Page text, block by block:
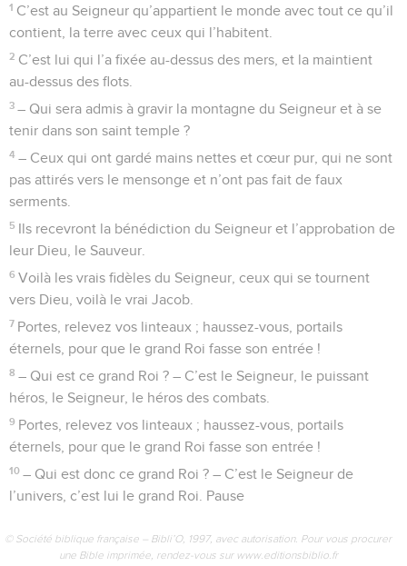
1 C’est au Seigneur qu’appartient le monde avec tout ce qu’il
contient, la terre avec ceux qui l’habitent.
2 C’est lui qui l’a fixée au-dessus des mers, et la maintient
au-dessus des flots.
3 – Qui sera admis à gravir la montagne du Seigneur et à se
tenir dans son saint temple ?
4 – Ceux qui ont gardé mains nettes et cœur pur, qui ne sont
pas attirés vers le mensonge et n’ont pas fait de faux
serments.
5 Ils recevront la bénédiction du Seigneur et l’approbation de
leur Dieu, le Sauveur.
6 Voilà les vrais fidèles du Seigneur, ceux qui se tournent
vers Dieu, voilà le vrai Jacob.
7 Portes, relevez vos linteaux ; haussez-vous, portails
éternels, pour que le grand Roi fasse son entrée !
8 – Qui est ce grand Roi ? – C’est le Seigneur, le puissant
héros, le Seigneur, le héros des combats.
9 Portes, relevez vos linteaux ; haussez-vous, portails
éternels, pour que le grand Roi fasse son entrée !
10 – Qui est donc ce grand Roi ? – C’est le Seigneur de
l’univers, c’est lui le grand Roi. Pause
© Société biblique française – Bibli’O, 1997, avec autorisation. Pour vous procurer
une Bible imprimée, rendez-vous sur www.editionsbiblio.fr